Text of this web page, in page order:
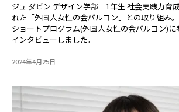
ジュ ダビン デザイン学部 1年生 社会実践力育
れた「外国人女性の会パルヨン」との取り組み
ショートプログラム(外国人女性の会パルヨン)
インタビューしました。 −−−
2024年4月25日